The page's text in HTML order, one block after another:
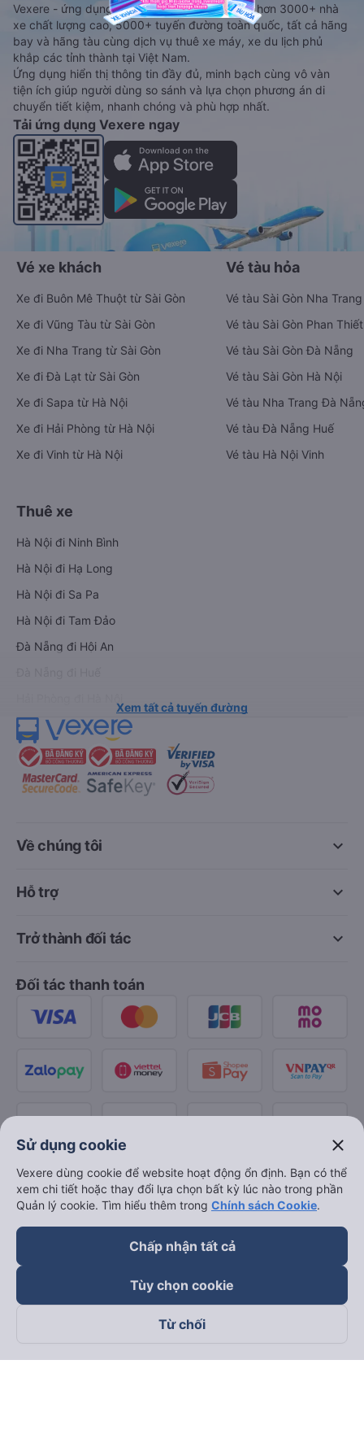
Vexere - ứng dụng đặt vé đa phương tiện với hơn 3000+ nhà
xe chất lượng cao, 5000+ tuyến đường toàn quốc, tất cả hãng
bay và hãng tàu cùng dịch vụ thuê xe máy, xe du lịch phủ
khắp các tỉnh thành tại Việt Nam.
Ứng dụng hiển thị thông tin đầy đủ, minh bạch cùng vô vàn
tiện ích giúp người dùng so sánh và lựa chọn phương án di
chuyển tiết kiệm, nhanh chóng và phù hợp nhất.
Tải ứng dụng Vexere ngay
Vé xe khách
Xe đi Buôn Mê Thuột từ Sài Gòn
Xe đi Vũng Tàu từ Sài Gòn
Xe đi Nha Trang từ Sài Gòn
Xe đi Đà Lạt từ Sài Gòn
Xe đi Sapa từ Hà Nội
Xe đi Hải Phòng từ Hà Nội
Xe đi Vinh từ Hà Nội
Vé tàu hỏa
Vé tàu Sài Gòn Nha Trang
Vé tàu Sài Gòn Phan Thiết
Vé tàu Sài Gòn Đà Nẵng
Vé tàu Sài Gòn Hà Nội
Vé tàu Nha Trang Đà
Vé tàu Đà Nẵng Huế
Vé tàu Hà Nội Vinh
Thuê xe
Hà Nội đi Ninh Bình
Hà Nội đi Hạ Long
Hà Nội đi Sa Pa
Hà Nội đi Tam Đảo
Đà Nẵng đi Hội An
Xem tất cả tuyến đường
keyboard_arrow_down
Về chúng tôi
keyboard_arrow_down
Hỗ trợ
keyboard_arrow_down
Trở thành đối tác
Đối tác thanh toán
Theo dõi chúng tôi trên
Sử dụng cookie close
Vexere dùng cookie để website hoạt động ổn định. Bạn có thể
xem chi tiết hoặc thay đổi lựa chọn bất kỳ lúc nào trong phần
Quản lý cookie. Tìm hiểu thêm trong Chính sách Cookie.
Chấp nhận tất cả
Tùy chọn cookie
Từ chối